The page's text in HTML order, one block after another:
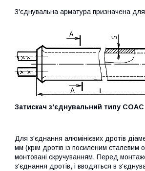
З'єднувальна арматура призначена для
Затискач з'єднувальний типу СОАС
Для з'єднання алюмінієвих дротів
мм (крім дротів із посиленим сталевим
монтовані скручуванням. Перед
з'єднання дротів, і вводяться в